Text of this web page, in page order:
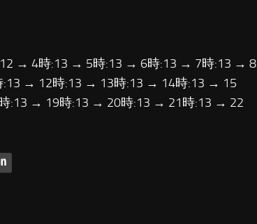
→ 4時:13 → 5時:13 → 6時:13 → 7時:13 → 8
→ 12時:13 → 13時:13 → 14時:13 → 15
:13 → 19時:13 → 20時:13 → 21時:13 → 22